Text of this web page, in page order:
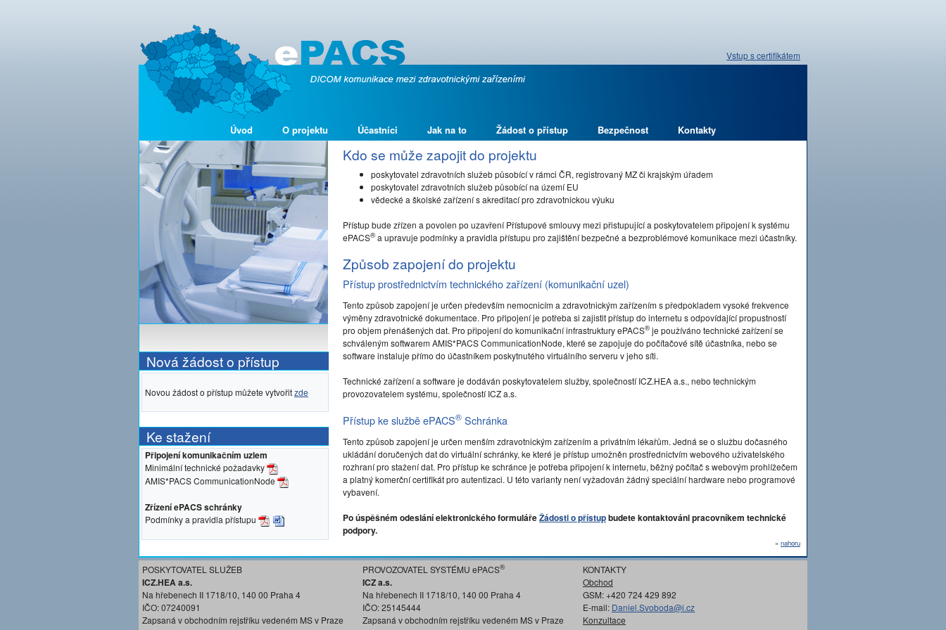
Vstup s certifikátem
Úvod O projektu Účastníci Jak na to Žádost o přístup Bezpečnost Kontakty
Nová žádost o přístup
Novou žádost o přístup můžete vytvořitzde
Ke stažení
Připojení komunikačním uzlem
Minimální technické požadavky
AMIS*PACS CommunicationNode
Zřízení ePACS schránky
Podmínky a pravidla přístupu
Kdo se může zapojit do projektu
poskytovatel zdravotních služeb působící v rámci ČR, registrovaný MZ či krajským úřadem
poskytovatel zdravotních služeb působící na území EU
vědecké a školské zařízení s akreditací pro zdravotnickou výuku
Přístup bude zřízen a povolen po uzavření Přístupové smlouvy mezi přistupující a poskytovatelem připojení k systému
ePACS®a upravuje podmínky a pravidla přístupu pro zajištění bezpečné a bezproblémové komunikace mezi účastníky.
Způsob zapojení do projektu
Přístup prostřednictvím technického zařízení (komunikační uzel)
Tento způsob zapojení je určen především nemocnicím a zdravotnickým zařízením s předpokladem vysoké frekvence
výměny zdravotnické dokumentace. Pro připojení je potřeba si zajistit přístup do internetu s odpovídající propustností
pro objem přenášených dat. Pro připojení do komunikační infrastruktury ePACS®je používáno technické zařízení se
schváleným softwarem AMIS*PACS CommunicationNode, které se zapojuje do počítačové sítě účastníka, nebo se
software instaluje přímo do účastníkem poskytnutého virtuálního serveru v jeho síti.
Technické zařízení a software je dodáván poskytovatelem služby, společností ICZ.HEA a.s., nebo technickým
provozovatelem systému, společností ICZ a.s.
Přístup ke službě ePACS® Schránka
Tento způsob zapojení je určen menším zdravotnickým zařízením a privátním lékařům. Jedná se o službu dočasného
ukládání doručených dat do virtuální schránky, ke které je přístup umožněn prostřednictvím webového uživatelského
rozhraní pro stažení dat. Pro přístup ke schránce je potřeba připojení k internetu, běžný počítač s webovým prohlížečem
a platný komerční certifikát pro autentizaci. U této varianty není vyžadován žádný speciální hardware nebo programové
vybavení.
Po úspěšném odeslání elektronického formulářeŽádosti o přístupbudete kontaktováni pracovníkem technické
podpory.
» nahoru
POSKYTOVATEL SLUŽEB
ICZ.HEA a.s.
Na hřebenech II 1718/10, 140 00 Praha 4
IČO: 07240091
Zapsaná v obchodním rejstříku vedeném MS v Praze
PROVOZOVATEL SYSTÉMU ePACS®
ICZ a.s.
Na hřebenech II 1718/10, 140 00 Praha 4
IČO: 25145444
Zapsaná v obchodním rejstříku vedeném MS v Praze
KONTAKTY
Obchod
GSM: +420 724 429 892
E-mail: Daniel.Svoboda@i.cz
Konzultace